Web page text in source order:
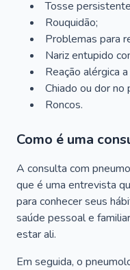
Tosse
Rouquidão;
Problemas para
Nariz entupido
Reação alérgica
Chiado ou dor no
Roncos.
Como é uma
A consulta com
que é uma entrevista
para conhecer seus
saúde pessoal e
estar ali.
Em seguida, o